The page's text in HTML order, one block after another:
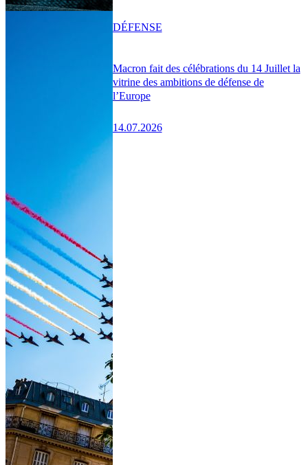
Macron fait des célébrations du 14 Juillet la
vitrine des ambitions de défense de
l’Europe
14.07.2026
DÉFENSE